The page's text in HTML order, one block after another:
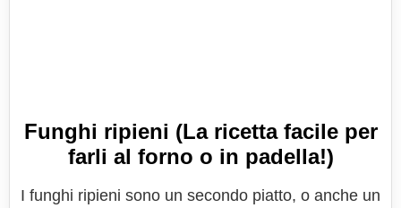
Funghi ripieni (La ricetta facile per
farli al forno o in padella!)
I funghi ripieni sono un secondo piatto, o anche un